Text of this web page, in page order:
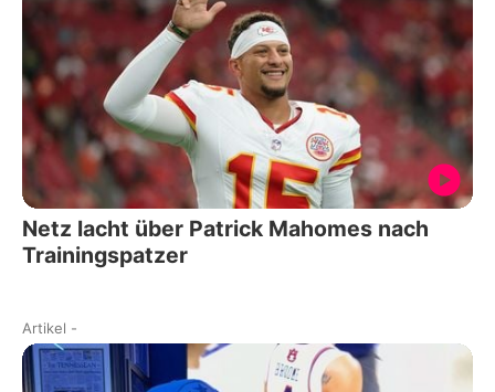
Netz lacht über Patrick Mahomes nach
Trainingspatzer
Artikel -